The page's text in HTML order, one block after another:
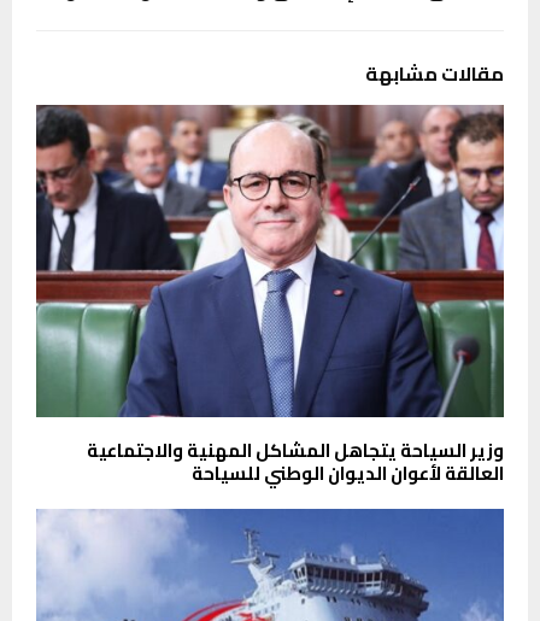
مقالات مشابهة
وزير السياحة يتجاهل المشاكل المهنية والاجتماعية
العالقة لأعوان الديوان الوطني للسياحة